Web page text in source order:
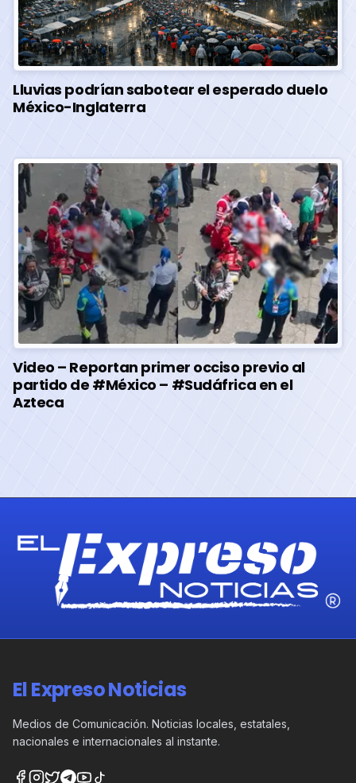
Lluvias podrían sabotear el esperado duelo
México-Inglaterra
Video – Reportan primer occiso previo al
partido de #México – #Sudáfrica en el
Azteca
El Expreso Noticias
Medios de Comunicación. Noticias locales, estatales,
nacionales e internacionales al instante.